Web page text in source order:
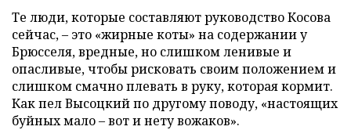
Те люди, которые составляют руководство Косова
сейчас, – это «жирные коты» на содержании у
Брюсселя, вредные, но слишком ленивые и
опасливые, чтобы рисковать своим положением и
слишком смачно плевать в руку, которая кормит.
Как пел Высоцкий по другому поводу, «настоящих
буйных мало – вот и нету вожаков».